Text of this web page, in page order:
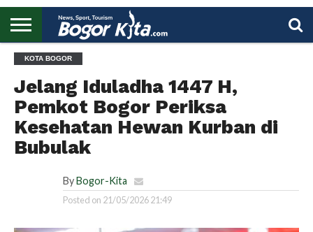
BOGOR
REGIONAL
NASIONAL
PENDIDIKAN
WISATA
OLAHRAGA
LAPORAN
PROFIL
KOTA BOGOR
Jelang Iduladha 1447 H,
Pemkot Bogor Periksa
Kesehatan Hewan Kurban di
Bubulak
By Bogor-Kita
Posted on 21/05/2026 21:49